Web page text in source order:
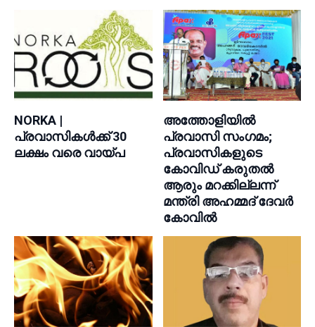
NORKA |
പ്രവാസികള്‍ക്ക് 30
ലക്ഷം വരെ വായ്പ
അത്തോളിയിൽ
പ്രവാസി സംഗമം;
പ്രവാസികളുടെ
കോവിഡ് കരുതൽ
ആരും മറക്കില്ലന്ന്
മന്ത്രി അഹമ്മദ് ദേവർ
കോവിൽ